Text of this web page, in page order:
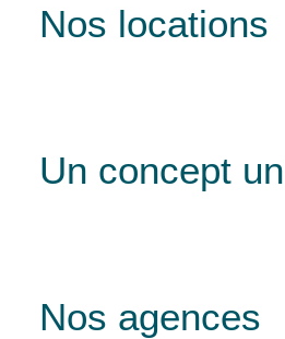
Nos locations
Un concept
Nos agences